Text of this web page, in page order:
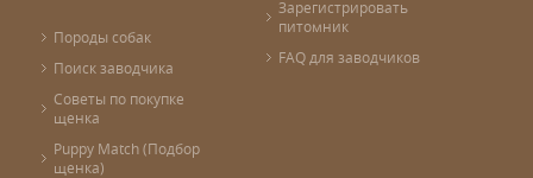
Породы собак
Поиск заводчика
Советы по покупке
щенка
Puppy Match (Подбор
щенка)
Зарегистрировать
питомник
FAQ для заводчиков